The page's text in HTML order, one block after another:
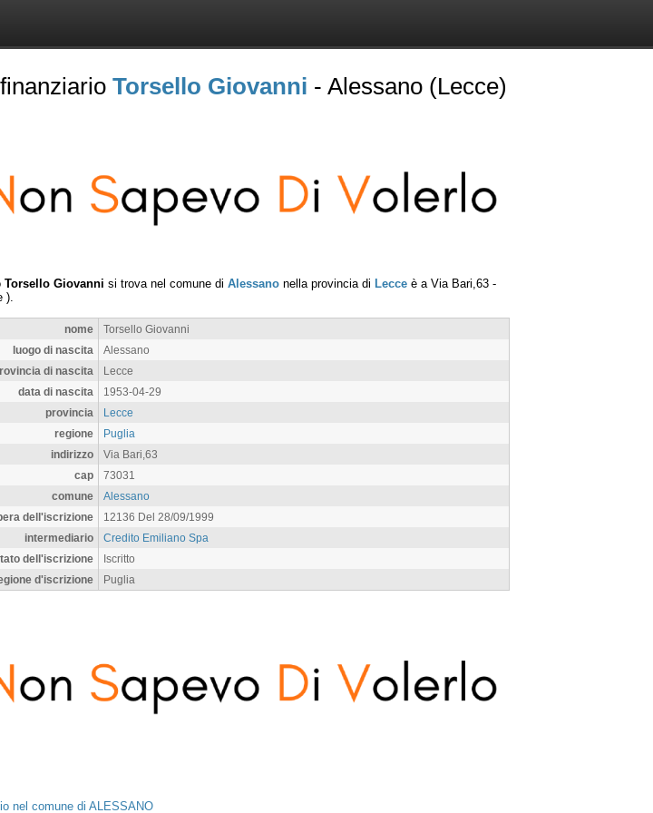
Torsello Giovanni - Alessano (Lecce)
Torsello Giovanni si trova nel comune di Alessano nella provincia di Lecce è a Via Bari,63 -
).
nome
Torsello Giovanni
luogo di nascita
Alessano
di nascita
Lecce
data di nascita
1953-04-29
provincia
Lecce
regione
Puglia
indirizzo
Via Bari,63
cap
73031
comune
Alessano
dell'iscrizione
12136 Del 28/09/1999
intermediario
Credito Emiliano Spa
dell'iscrizione
Iscritto
d'iscrizione
Puglia
nel comune di ALESSANO